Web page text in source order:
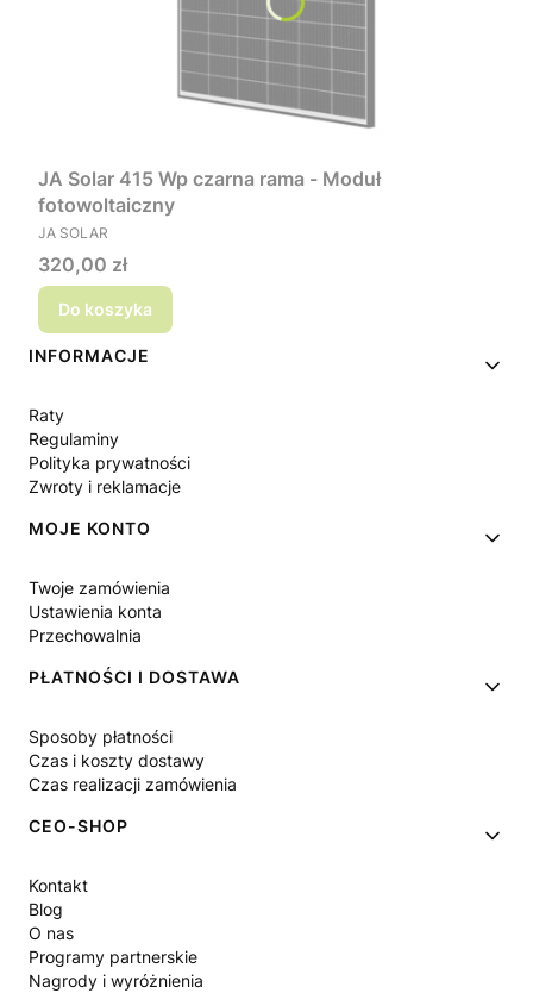
JA Solar 415 Wp czarna rama - Moduł
fotowoltaiczny
PRODUCENT
JA SOLAR
Cena
320,00 zł
Do koszyka
Linki w stopce
INFORMACJE
Raty
Regulaminy
Polityka prywatności
Zwroty i reklamacje
MOJE KONTO
Twoje zamówienia
Ustawienia konta
Przechowalnia
PŁATNOŚCI I DOSTAWA
Sposoby płatności
Czas i koszty dostawy
Czas realizacji zamówienia
CEO-SHOP
Kontakt
Blog
O nas
Programy partnerskie
Nagrody i wyróżnienia